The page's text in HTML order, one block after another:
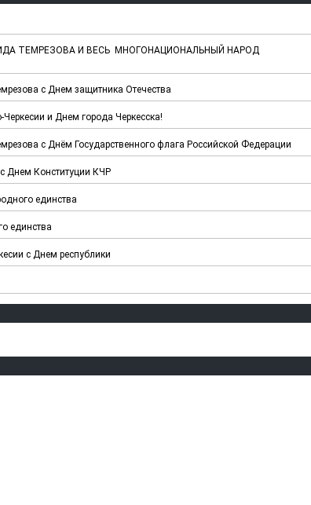
ТЕМРЕЗОВА И ВЕСЬ МНОГОНАЦИОНАЛЬНЫЙ НАРОД
с Днем защитника Отечества
и Днем города Черкесска!
с Днём Государственного флага Российской Федерации
Днем Конституции КЧР
единства
единства
с Днем республики
ЧЕЧНЯ. Обарг Варин
ЧЕЧНЯ. Хьаьжин